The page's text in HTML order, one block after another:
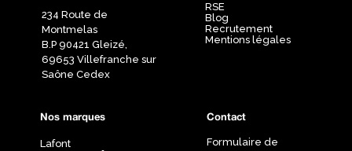
234 Route de
Montmelas
B.P 90421 Gleizé,
69653 Villefranche sur
Saône Cedex
RSE
Blog
Recrutement
Mentions légales
Nos marques
Lafont
Contact
Formulaire de